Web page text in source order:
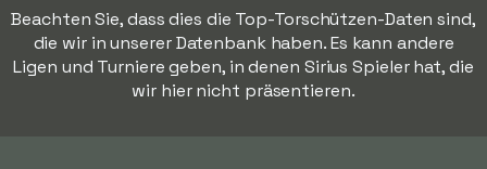
Beachten Sie, dass dies die Top-Torschützen-Daten sind,
die wir in unserer Datenbank haben. Es kann andere
Ligen und Turniere geben, in denen Sirius Spieler hat, die
wir hier nicht präsentieren.